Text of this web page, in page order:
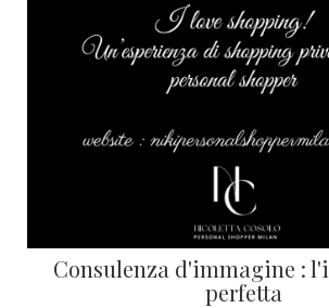
Consulenza d'immagine :
perfetta